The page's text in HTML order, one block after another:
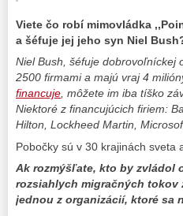
Viete čo robí mimovládka
a šéfuje jej jeho syn Niel
Niel Bush, šéfuje dobrovoľníckej
2500 firmami a majú vraj 4
financuje, môžete im iba tíško
Niektoré z financujúcich firiem:
Hilton, Lockheed Martin,
Pobočky sú v 30 krajinách sveta
Ak rozmýšľate, kto by zvládol
rozsiahlych migračných tokov
jednou z organizácií, ktoré sa